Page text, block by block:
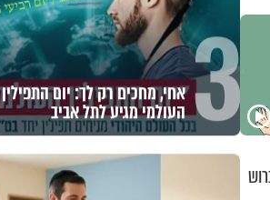
3 אחי, מחכים רק לך: יום התפילין
העולמי מגיע לתל אביב